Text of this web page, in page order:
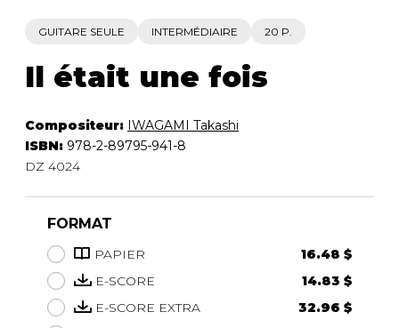
GUITARE SEULE INTERMÉDIAIRE 20 P.
Il était une fois
Compositeur: IWAGAMI Takashi
ISBN: 978-2-89795-941-8
DZ 4024
FORMAT
PAPIER
16.48 $
E-SCORE
14.83 $
E-SCORE EXTRA
32.96 $